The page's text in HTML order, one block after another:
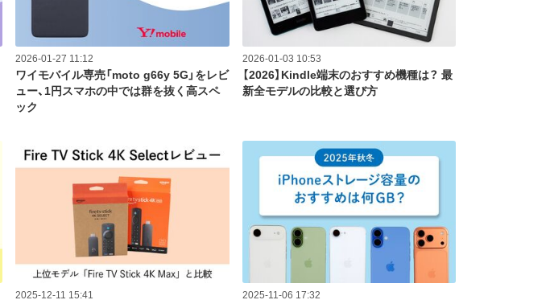
2026-01-27 11:12
ワイモバイル専売「moto g66y 5G」をレビ
ュー、1円スマホの中では群を抜く高スペ
ック
2026-01-03 10:53
【2026】Kindle端末のおすすめ機種は？ 最
新全モデルの比較と選び方
2025-12-11 15:41 2025-11-06 17:32